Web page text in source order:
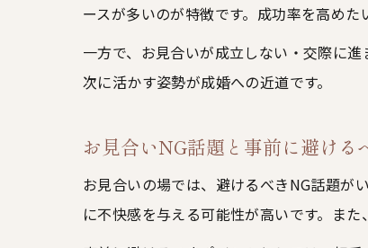
ースが多いのが特徴です。成功率を高め
一方で、お見合いが成立しない・交際に
次に活かす姿勢が成婚への近道です。
お見合いNG話題と事前に避ける
お見合いの場では、避けるべきNG話題が
に不快感を与える可能性が高いです。ま